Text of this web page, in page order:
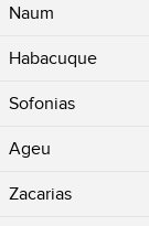
Naum
Habacuque
Sofonias
Ageu
Zacarias